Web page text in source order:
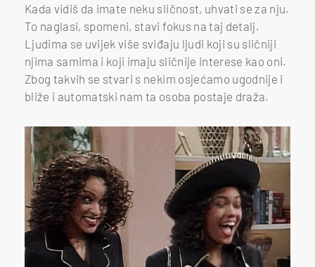
Kada vidiš da imate neku sličnost, uhvati se za nju.
To naglasi, spomeni, stavi fokus na taj detalj.
Ljudima se uvijek više sviđaju ljudi koji su sličniji
njima samima i koji imaju sličnije interese kao oni.
Zbog takvih se stvari s nekim osjećamo ugodnije i
bliže i automatski nam ta osoba postaje draža.